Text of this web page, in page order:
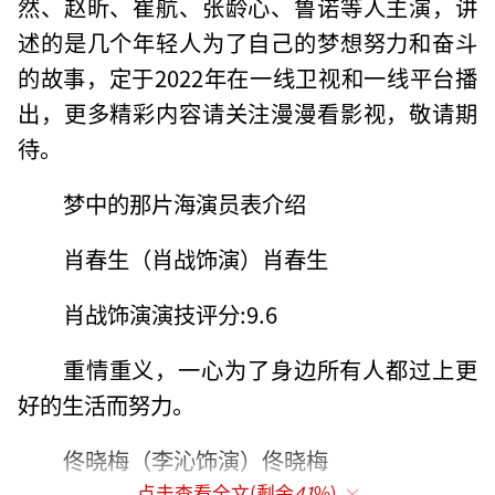
然、赵昕、崔航、张龄心、鲁诺等人主演，讲
述的是几个年轻人为了自己的梦想努力和奋斗
的故事，定于2022年在一线卫视和一线平台播
出，更多精彩内容请关注漫漫看影视，敬请期
待。
梦中的那片海演员表介绍
肖春生（肖战饰演）肖春生
肖战饰演演技评分:9.6
重情重义，一心为了身边所有人都过上更
好的生活而努力。
佟晓梅（李沁饰演）佟晓梅